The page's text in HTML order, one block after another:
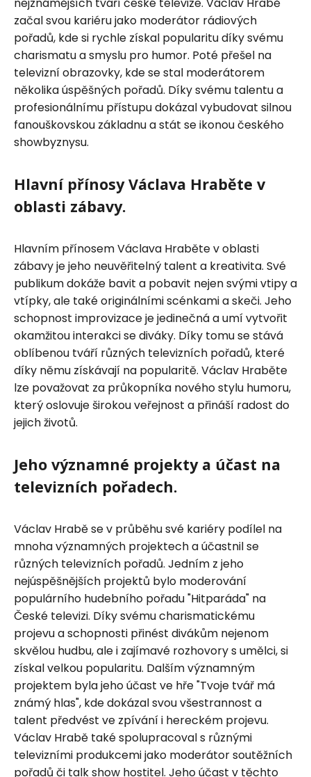
začal svou kariéru jako moderátor rádiových
pořadů, kde si rychle získal popularitu díky svému
charismatu a smyslu pro humor. Poté přešel na
televizní obrazovky, kde se stal moderátorem
několika úspěšných pořadů. Díky svému talentu a
profesionálnímu přístupu dokázal vybudovat silnou
fanouškovskou základnu a stát se ikonou českého
showbyznysu.
Hlavní přínosy Václava Hraběte v
oblasti zábavy.
Hlavním přínosem Václava Hraběte v oblasti
zábavy je jeho neuvěřitelný talent a kreativita. Své
publikum dokáže bavit a pobavit nejen svými vtipy a
vtípky, ale také originálními scénkami a skeči. Jeho
schopnost improvizace je jedinečná a umí vytvořit
okamžitou interakci se diváky. Díky tomu se stává
oblíbenou tváří různých televizních pořadů, které
díky němu získávají na popularitě. Václav Hraběte
lze považovat za průkopníka nového stylu humoru,
který oslovuje širokou veřejnost a přináší radost do
jejich životů.
Jeho významné projekty a účast na
televizních pořadech.
Václav Hrabě se v průběhu své kariéry podílel na
mnoha významných projektech a účastnil se
různých televizních pořadů. Jedním z jeho
nejúspěšnějších projektů bylo moderování
populárního hudebního pořadu "Hitparáda" na
České televizi. Díky svému charismatickému
projevu a schopnosti přinést divákům nejenom
skvělou hudbu, ale i zajímavé rozhovory s umělci, si
získal velkou popularitu. Dalším významným
projektem byla jeho účast ve hře "Tvoje tvář má
známý hlas", kde dokázal svou všestrannost a
talent předvést ve zpívání i hereckém projevu.
Václav Hrabě také spolupracoval s různými
televizními produkcemi jako moderátor soutěžních
pořadů či talk show hostitel. Jeho účast v těchto